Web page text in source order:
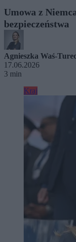
Umowa z
bezpieczeństwa
Agnieszka Waś-
17.06.2026
3 min
Kraj